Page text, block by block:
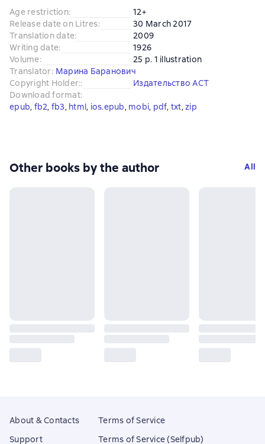
Age restriction:
12+
Release date on Litres:
30 March 2017
Translation date:
2009
Writing date:
1926
Volume:
25 p. 1 illustration
Translator: Марина Баранович
Copyright Holder::
Издательство АСТ
Download format:
epub, fb2, fb3, html, ios.epub, mobi, pdf, txt, zip
Other books by the author All
About & Contacts
Support
Terms of Service
Terms of Service (Selfpub)